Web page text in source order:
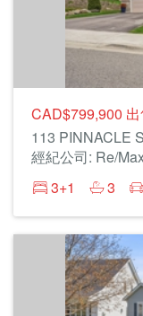
CAD$799,900
113 PINNACLE
經紀公司: Re/
3+1
3